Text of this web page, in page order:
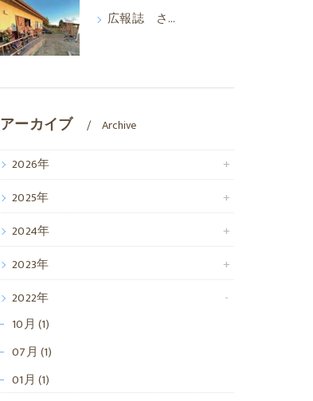
広報誌 さわやか 2026年1月
アーカイブ Archive
2026年
2025年
2024年
2023年
2022年
10月 (1)
07月 (1)
01月 (1)